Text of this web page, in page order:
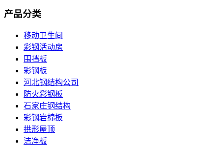
产品分类
移动卫生间
彩钢活动房
围挡板
彩钢板
河北钢结构公司
防火彩钢板
石家庄钢结构
彩钢岩棉板
拱形屋顶
洁净板